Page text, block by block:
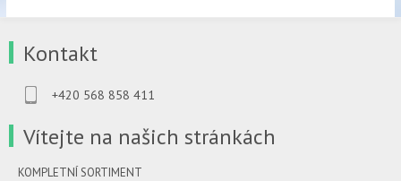
Kontakt
+420 568 858 411
Vítejte na našich stránkách
KOMPLETNÍ SORTIMENT